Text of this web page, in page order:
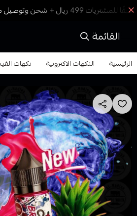
القائمة
الرئيسية النكهات الاكترونية نكهات